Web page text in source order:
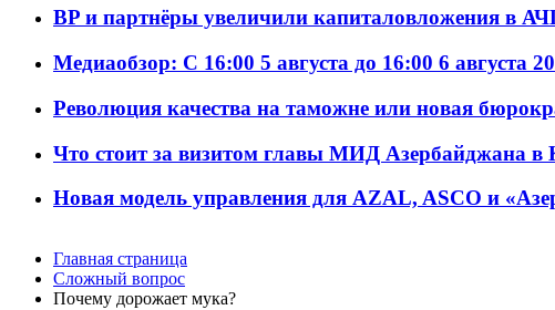
BP и партнёры увеличили капиталовложения в
Медиаобзор: С 16:00 5 августа до 16:00 6 августа
Революция качества на таможне или новая
Что стоит за визитом главы МИД Азербайджана в
Новая модель управления для AZAL, ASCO и
Главная страница
Сложный вопрос
Почему дорожает мука?